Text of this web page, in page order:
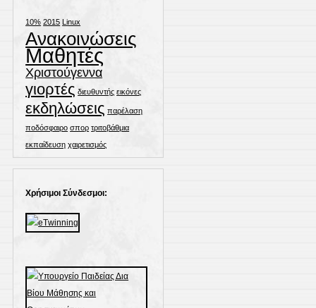
10% 2015 Linux
Ανακοινώσεις
Μαθητές
Χριστούγεννα
γιορτές διευθυντής εικόνες
εκδηλώσεις παρέλαση
ποδόσφαιρο σπορ τριτοβάθμια
εκπαίδευση χαιρετισμός
Χρήσιμοι Σύνδεσμοι: